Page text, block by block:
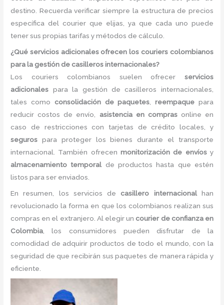
destino. Recuerda verificar siempre la estructura de precios
específica del courier que elijas, ya que cada uno puede
tener sus propias tarifas y métodos de cálculo.
¿Qué servicios adicionales ofrecen los couriers colombianos
para la gestión de casilleros internacionales?
Los couriers colombianos suelen ofrecer servicios
adicionales para la gestión de casilleros internacionales,
tales como consolidación de paquetes ,reempaque para
reducir costos de envío, asistencia en comprasonline en
caso de restricciones con tarjetas de crédito locales, y
seguros para proteger los bienes durante el transporte
internacional. También ofrecen monitorización de envíosy
almacenamiento temporal de productos hasta que estén
listos para ser enviados.
En resumen, los servicios de casillero internacionalhan
revolucionado la forma en que los colombianos realizan sus
compras en el extranjero. Al elegir un courier de confianza en
Colombia , los consumidores pueden disfrutar de la
comodidad de adquirir productos de todo el mundo, con la
seguridad de que recibirán sus paquetes de manera rápida y
eficiente.